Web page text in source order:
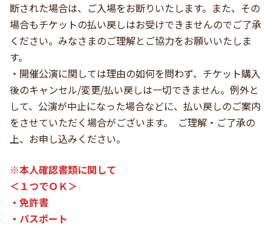
断された場合は、ご入場をお断りいたします。また、その
場合もチケットの払い戻しはお受けできませんのでご了承
ください。みなさまのご理解とご協力をお願いいたしま
す。
・開催公演に関しては理由の如何を問わず、チケット購入
後のキャンセル/変更/払い戻しは一切できません。例外と
して、公演が中止になった場合などに、払い戻しのご案内
をさせていただく場合がございます。 ご理解・ご了承の
上、お申し込みください。
※本人確認書類に関して
＜１つでＯＫ＞
・免許書
・パスポート